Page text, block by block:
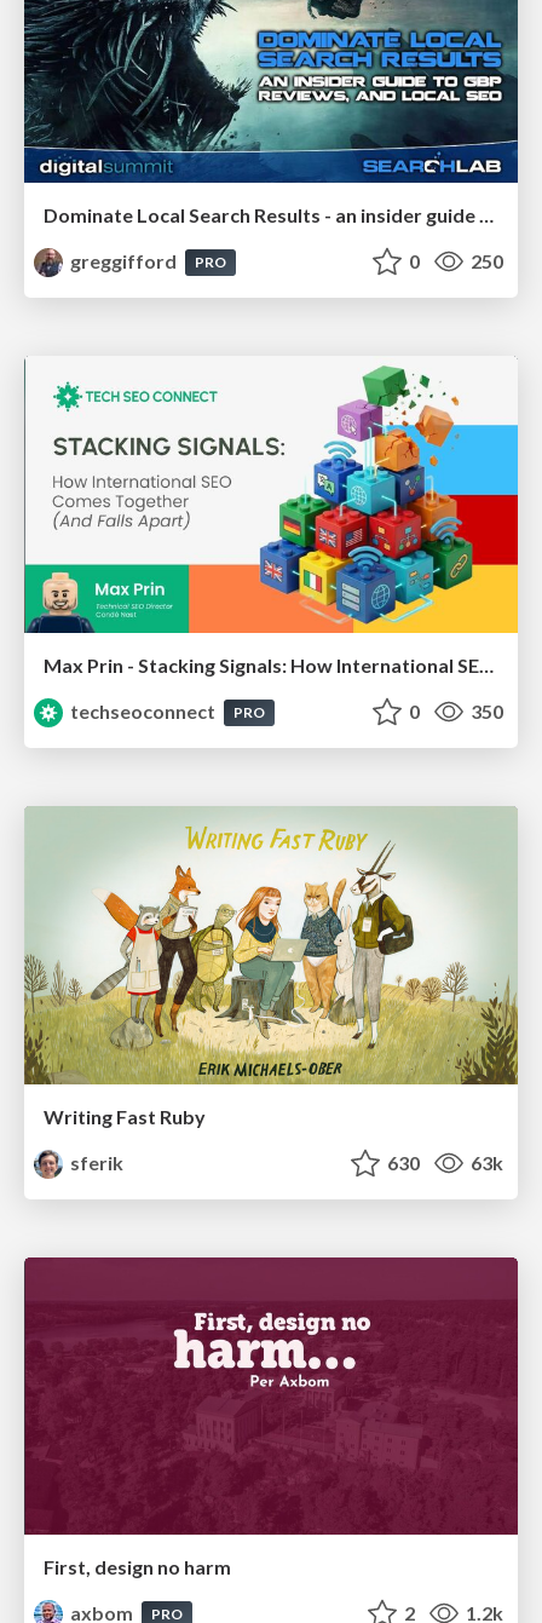
Dominate Local Search Results - an insider guide to GBP, reviews, and Local SEO
greggifford
PRO 0 250
Max Prin - Stacking Signals: How International SEO Comes Together (And Falls Apart)
techseoconnect
PRO 0 350
Writing Fast Ruby
sferik
630 63k
First, design no harm
axbom
PRO 2 1.2k